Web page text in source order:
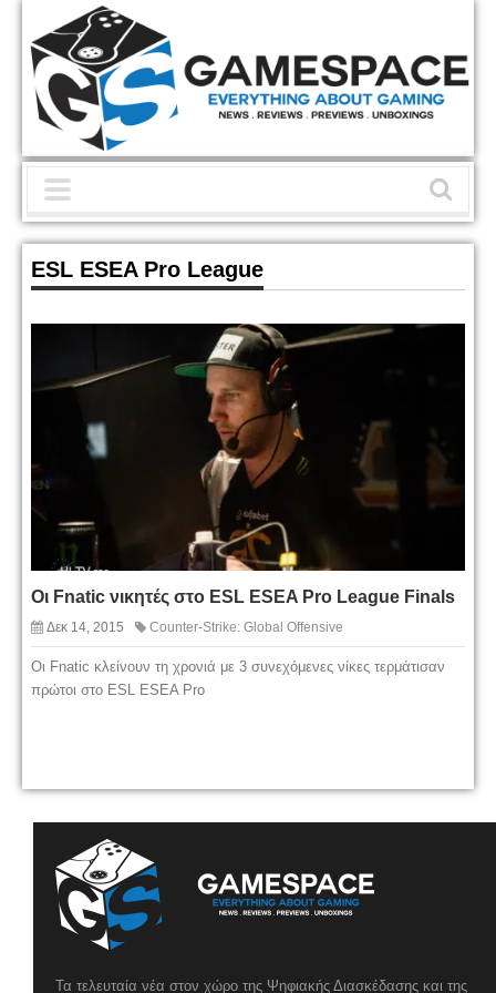
ESL ESEA Pro League
Οι Fnatic νικητές στο ESL ESEA Pro League Finals
Δεκ 14, 2015 Counter-Strike: Global Offensive
Οι Fnatic κλείνουν τη χρονιά με 3 συνεχόμενες νίκες τερμάτισαν
πρώτοι στο ESL ESEA Pro
Τα τελευταία νέα στον χώρο της Ψηφιακής Διασκέδασης και της